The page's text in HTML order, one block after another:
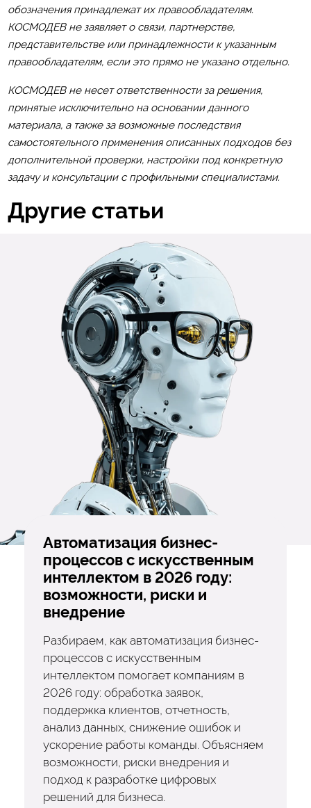
обозначения принадлежат их правообладателям.
КОСМОДЕВ не заявляет о связи, партнерстве,
представительстве или принадлежности к указанным
правообладателям, если это прямо не указано отдельно.
КОСМОДЕВ не несет ответственности за решения,
принятые исключительно на основании данного
материала, а также за возможные последствия
самостоятельного применения описанных подходов без
дополнительной проверки, настройки под конкретную
задачу и консультации с профильными специалистами.
Другие статьи
Автоматизация бизнес-
процессов с искусственным
интеллектом в 2026 году:
возможности, риски и
внедрение
Разбираем, как автоматизация бизнес-
процессов с искусственным
интеллектом помогает компаниям в
2026 году: обработка заявок,
поддержка клиентов, отчетность,
анализ данных, снижение ошибок и
ускорение работы команды. Объясняем
возможности, риски внедрения и
подход к разработке цифровых
решений для бизнеса.